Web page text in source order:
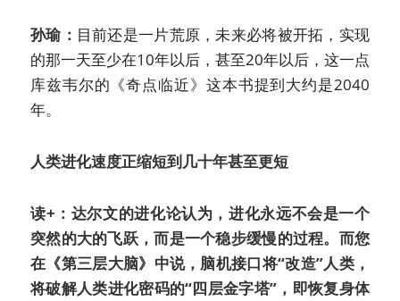
孙瑜： 目前还是一片荒原，未来必将被开拓，实现
的那一天至少在10年以后，甚至20年以后，这一点
库兹韦尔的《奇点临近》这本书提到大约是2040
年。
人类进化速度正缩短到几十年甚至更短
读+：达尔文的进化论认为，进化永远不会是一个
突然的大的飞跃，而是一个稳步缓慢的过程。而您
在《第三层大脑》中说，脑机接口将“改造”人类，
将破解人类进化密码的“四层金字塔”，即恢复身体